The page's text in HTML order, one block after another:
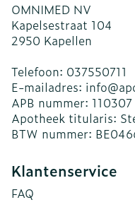
OMNIMED NV
Kapelsestraat 104
2950 Kapellen
Telefoon: 037550711
E-mailadres: info@
APB nummer: 110307
Apotheek titularis:
BTW nummer:
Klantenservice
FAQ